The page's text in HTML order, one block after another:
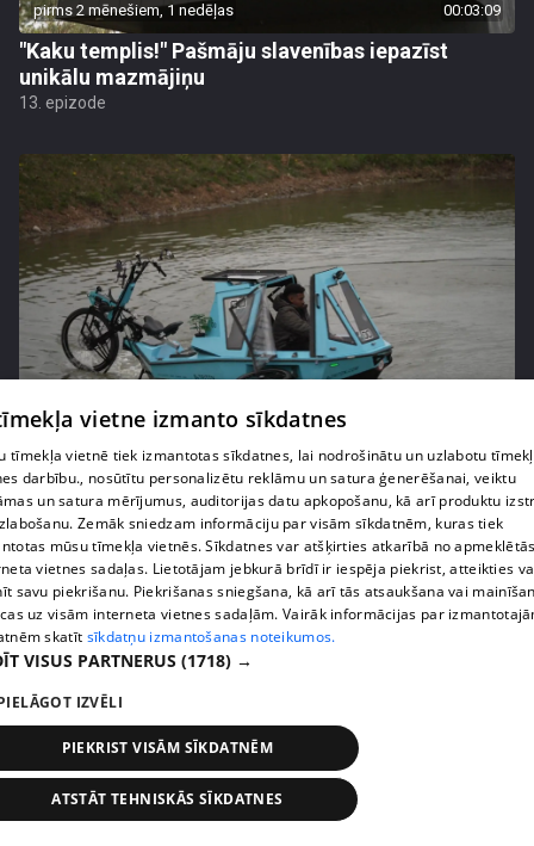
pirms 2 mēnešiem, 1 nedēļas 00:03:09
"Kaku templis!" Pašmāju slavenības iepazīst
unikālu mazmājiņu
13. epizode
pirms 2 mēnešiem, 2 nedēļām
Pašmāju slavenības ļaujas sānslīdēm ar unikālu
transportlīdzekli
13. epizode
pirms 2 mēnešiem, 2 nedēļām
vietne izmanto sīkdatnes
tīmekļa vietnē tiek izmantotas sīkdatnes, lai nodrošinātu un uzlabotu
darbību., nosūtītu personalizētu reklāmu un satura ģenerēšanai, veiktu
un satura mērījumus, auditorijas datu apkopošanu, kā arī produktu
Zemāk sniedzam informāciju par visām sīkdatnēm, kuras tiek
mūsu tīmekļa vietnēs. Sīkdatnes var atšķirties atkarībā no
vietnes sadaļas. Lietotājam jebkurā brīdī ir iespēja piekrist, atteikties
savu piekrišanu. Piekrišanas sniegšana, kā arī tās atsaukšana vai
uz visām interneta vietnes sadaļām. Vairāk informācijas par
skatīt sīkdatņu izmantošanas noteikumos.
VISUS PARTNERUS (1718) →
IZVĒLI
PIEKRIST VISĀM SĪKDATNĒM
ATSTĀT TEHNISKĀS SĪKDATNES